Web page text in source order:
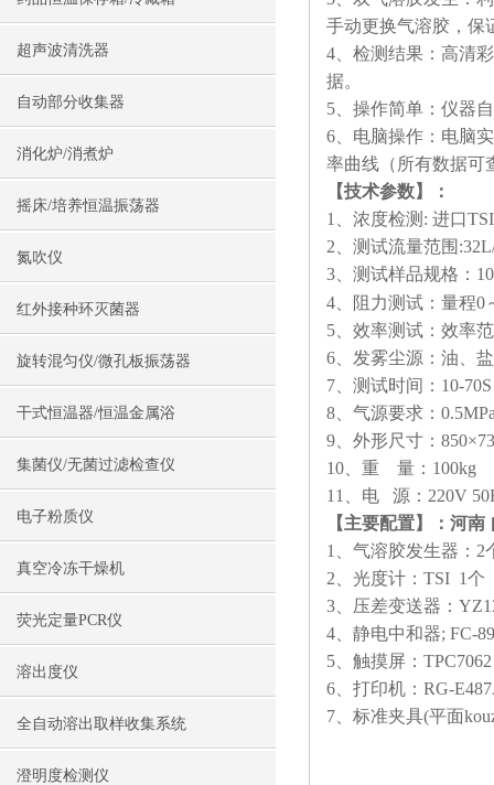
超声波清洗器
自动部分收集器
消化炉/消煮炉
摇床/培养恒温振荡器
氮吹仪
红外接种环灭菌器
旋转混匀仪/微孔板振荡器
干式恒温器/恒温金属浴
集菌仪/无菌过滤检查仪
电子粉质仪
真空冷冻干燥机
荧光定量PCR仪
溶出度仪
全自动溶出取样收集系统
澄明度检测仪
手动更换气溶胶，保
4、检测结果：高清
据。
5、操作简单：仪器
6、电脑操作：电脑
率曲线（所有数据可
【技术参数】：
1、浓度检测: 进口
2、测试流量范围
3、测试样品规格：
4、阻力测试：量程0
5、效率测试：效率
6、发雾尘源：油、盐
7、测试时间：10-70S
8、气源要求：
9、外形尺寸：
10、重 量：100kg
11、电 源：220V
【主要配置】： 河南
1、气溶胶发生器：2
2、光度计：TSI 1个
3、压差变送器：
4、静电中和器; FC-
5、触摸屏：TPC7062
6、打印机：RG-
7、标准夹具(平面